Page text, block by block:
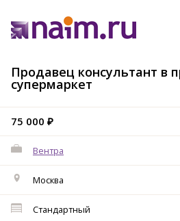
Продавец консультант в
супермаркет
75 000 ₽
Вентра
Москва
Стандартный